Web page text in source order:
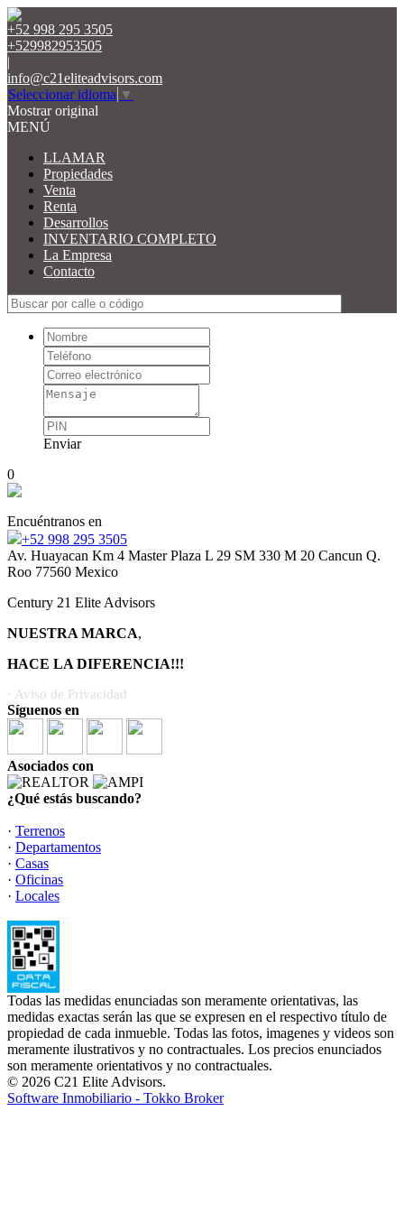
+52 998 295 3505
+529982953505
|
info@c21eliteadvisors.com
Seleccionar idioma ▼
Mostrar original
MENÚ
LLAMAR
Propiedades
Venta
Renta
Desarrollos
INVENTARIO COMPLETO
La Empresa
Contacto
Enviar
0
Encuéntranos en
+52 998 295 3505
Av. Huayacan Km 4 Master Plaza L 29 SM 330 M 20 Cancun Q.
Roo 77560 Mexico
Century 21 Elite Advisors
NUESTRA MARCA,
HACE LA DIFERENCIA!!!
· Aviso de Privacidad
Síguenos en
Asociados con
¿Qué estás buscando?
· Terrenos
· Departamentos
· Casas
· Oficinas
· Locales
Todas las medidas enunciadas son meramente orientativas, las
medidas exactas serán las que se expresen en el respectivo título de
propiedad de cada inmueble. Todas las fotos, imagenes y videos son
meramente ilustrativos y no contractuales. Los precios enunciados
son meramente orientativos y no contractuales.
© 2026 C21 Elite Advisors.
Software Inmobiliario - Tokko Broker